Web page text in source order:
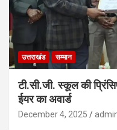
उत्तराखंड सम्मान
टी.सी.जी. स्कूल की
ईयर का अवार्ड
December 4, 2025